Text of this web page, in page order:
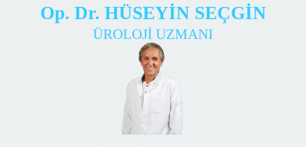
Op. Dr. HÜSEYİN SEÇGİN
ÜROLOJİ UZMANI